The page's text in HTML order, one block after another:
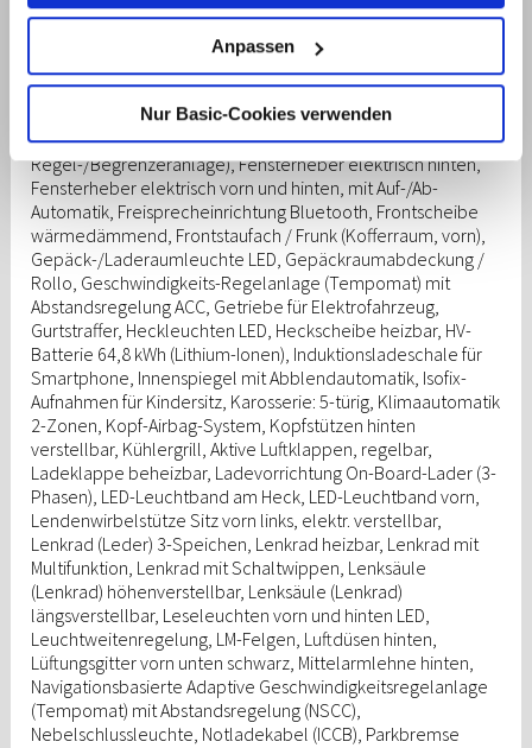
Cookies von dieser Website Sie akzeptieren möchten.
Bitte beachten Sie, dass die Deaktivierung von Cookies
dazu führen kann, dass einige Inhalte der Website anders
Computer oder Gerät ermöglicht es Ihnen
Cookies automatisch abzulehnen. Mehr Informationen
erhalten Sie in unsererDatenschutzerklärung.
Anpassen
Nur Basic-Cookies verwenden
(RSA), Fahrassistenz-System: Multikollisionsbremse (Multi
Collision Brake), Fahrassistenz-System: Sicherheitssystem
mit automatischem Notruf (ERA GLONASS / eCall),
Fahrassistenz-System: Spurfolgeassistent (Lane Following
Assist, LFA), Fahrassistenz-System:
Verkehrszeichenerkennung, erweitert (Geschwindigkeits-
Regel-/Begrenzeranlage), Fensterheber elektrisch hinten,
Fensterheber elektrisch vorn und hinten, mit Auf-/Ab-
Automatik, Freisprecheinrichtung Bluetooth, Frontscheibe
wärmedämmend, Frontstaufach / Frunk (Kofferraum, vorn),
Gepäck-/Laderaumleuchte LED, Gepäckraumabdeckung /
Rollo, Geschwindigkeits-Regelanlage (Tempomat) mit
Abstandsregelung ACC, Getriebe für Elektrofahrzeug,
Gurtstraffer, Heckleuchten LED, Heckscheibe heizbar, HV-
Batterie 64,8 kWh (Lithium-Ionen), Induktionsladeschale für
Smartphone, Innenspiegel mit Abblendautomatik, Isofix-
Aufnahmen für Kindersitz, Karosserie: 5-türig, Klimaautomatik
2-Zonen, Kopf-Airbag-System, Kopfstützen hinten
verstellbar, Kühlergrill, Aktive Luftklappen, regelbar,
Ladeklappe beheizbar, Ladevorrichtung On-Board-Lader (3-
Phasen), LED-Leuchtband am Heck, LED-Leuchtband vorn,
Lendenwirbelstütze Sitz vorn links, elektr. verstellbar,
Lenkrad (Leder) 3-Speichen, Lenkrad heizbar, Lenkrad mit
Multifunktion, Lenkrad mit Schaltwippen, Lenksäule
(Lenkrad) höhenverstellbar, Lenksäule (Lenkrad)
längsverstellbar, Leseleuchten vorn und hinten LED,
Leuchtweitenregelung, LM-Felgen, Luftdüsen hinten,
Lüftungsgitter vorn unten schwarz, Mittelarmlehne hinten,
Navigationsbasierte Adaptive Geschwindigkeitsregelanlage
(Tempomat) mit Abstandsregelung (NSCC),
Nebelschlussleuchte, Notladekabel (ICCB), Parkbremse